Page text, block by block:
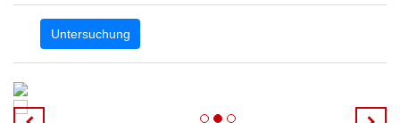
Untersuchung